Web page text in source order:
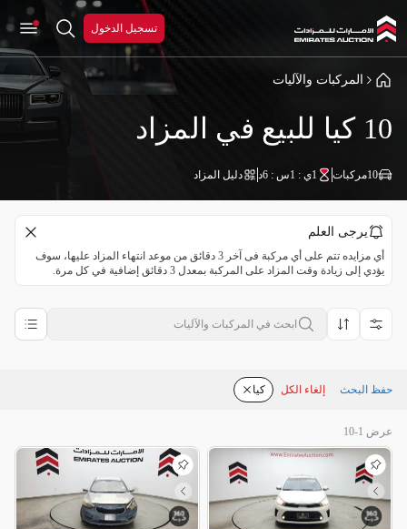
تسجيل الدخول
المركبات والآليات
10 كيا للبيع في المزاد
10مركبات 1ي : 1س : 6د دليل المزاد
يرجى العلم
أي مزايده تتم على أي مركبة فى آخر 3 دقائق من موعد انتهاء المزاد عليها، سوف
يؤدي إلى زيادة وقت المزاد على المركبة بمعدل 3 دقائق إضافية في كل مرة.
كيا إلغاء الكل حفظ البحث
عرض 1-10